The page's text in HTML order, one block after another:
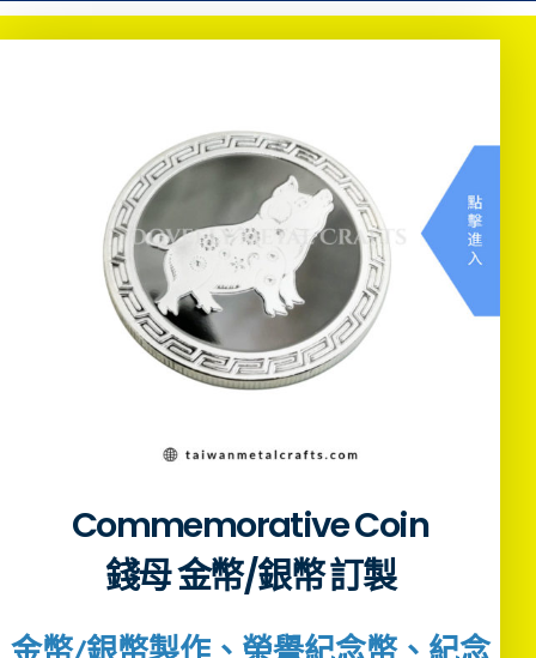
Commemorative Coin
錢母 金幣/銀幣 訂製
金幣/銀幣製作、榮譽紀念幣、紀念